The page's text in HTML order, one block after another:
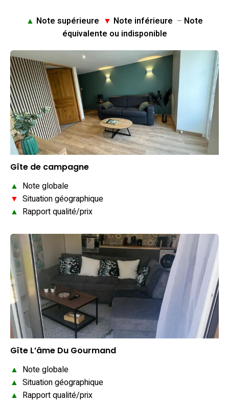
▲ Note supérieure ▼ Note inférieure – Note
équivalente ou indisponible
Gîte de campagne
▲ Note globale
▼ Situation géographique
▲ Rapport qualité/prix
Gîte L’âme Du Gourmand
▲ Note globale
▲ Situation géographique
▲ Rapport qualité/prix